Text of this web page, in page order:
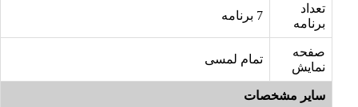
تعداد
برنامه
صفحه
نمایش
تمام لمسی
سایر مشخصات